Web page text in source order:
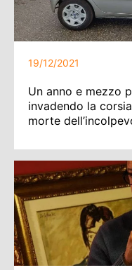
19/12/2021
Un anno e mezzo
invadendo la
morte